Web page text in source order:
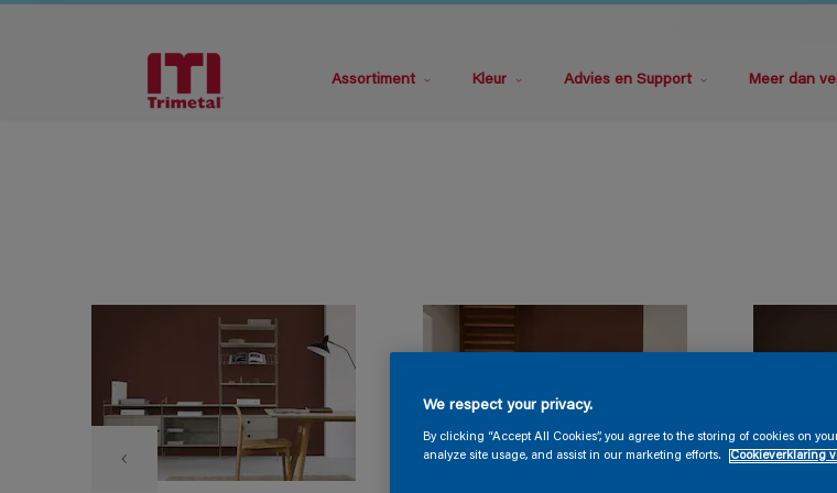
Assortiment Kleur Advies en Support Meer dan
We respect your privacy.
By clicking “Accept All Cookies”, you agree to the storing of cookies on
analyze site usage, and assist in our marketing efforts.
Cookieverklaring